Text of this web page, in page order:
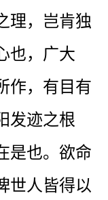
理，岂肯独
也，广大
作，有目有
发迹之根
是也。欲命
世人皆得以